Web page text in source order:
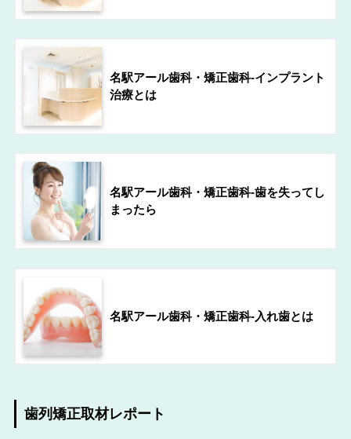
名駅アール歯科・矯正歯科-インプラント
治療とは
名駅アール歯科・矯正歯科-歯を失ってし
まったら
名駅アール歯科・矯正歯科-入れ歯とは
歯列矯正取材レポート